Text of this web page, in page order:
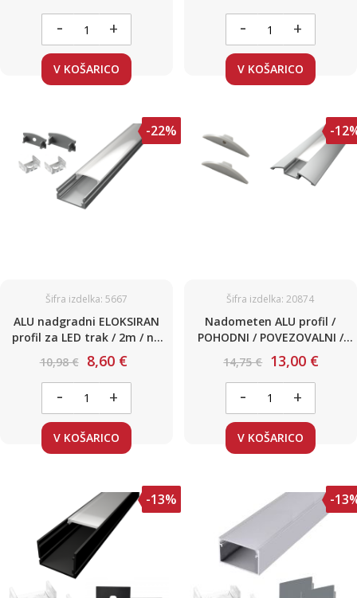
- +
V KOŠARICO
- +
V KOŠARICO
-22%
Šifra izdelka: 5667
ALU nadgradni ELOKSIRAN
profil za LED trak / 2m / na
klik / komplet / 17,1 x 8mm
10,98 € 8,60 €
- +
V KOŠARICO
-
Šifra izdelka: 20874
Nadometen ALU profil /
POHODNI / POVEZOVALNI /
mlečen pokrov / 2m
14,75 € 13,00 €
- +
V KOŠARICO
-13% -